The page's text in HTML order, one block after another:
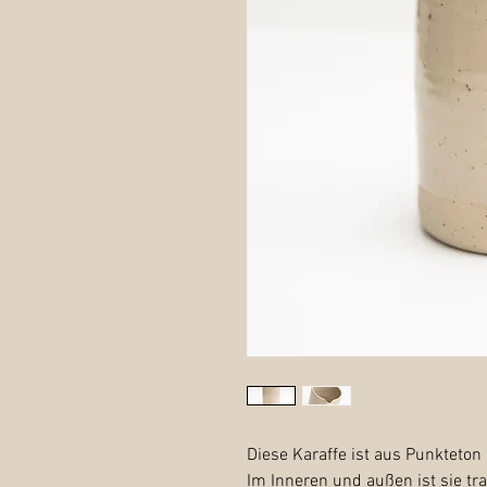
Diese Karaffe ist aus
Im Inneren und außen ist sie